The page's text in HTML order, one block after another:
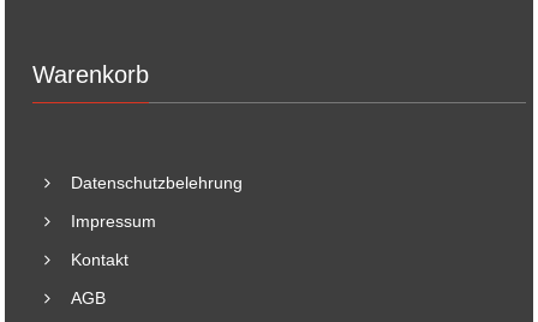
Warenkorb
Datenschutzbelehrung
Impressum
Kontakt
AGB